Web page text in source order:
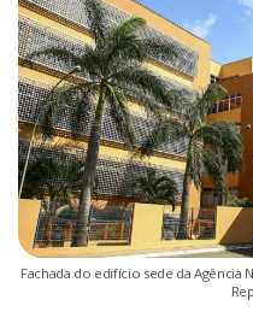
Fachada do edifício sede da Agência